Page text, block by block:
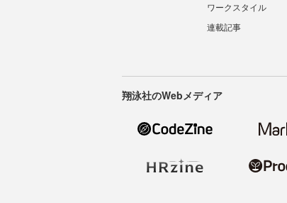
ワークスタイル
連載記事
翔泳社のWebメディア